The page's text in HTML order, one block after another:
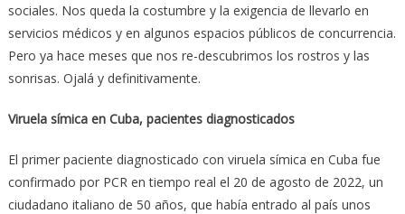
sociales. Nos queda la costumbre y la exigencia de llevarlo en
servicios médicos y en algunos espacios públicos de concurrencia.
Pero ya hace meses que nos re-descubrimos los rostros y las
sonrisas. Ojalá y definitivamente.
Viruela símica en Cuba, pacientes diagnosticados
El primer paciente diagnosticado con viruela símica en Cuba fue
confirmado por PCR en tiempo real el 20 de agosto de 2022, un
ciudadano italiano de 50 años, que había entrado al país unos